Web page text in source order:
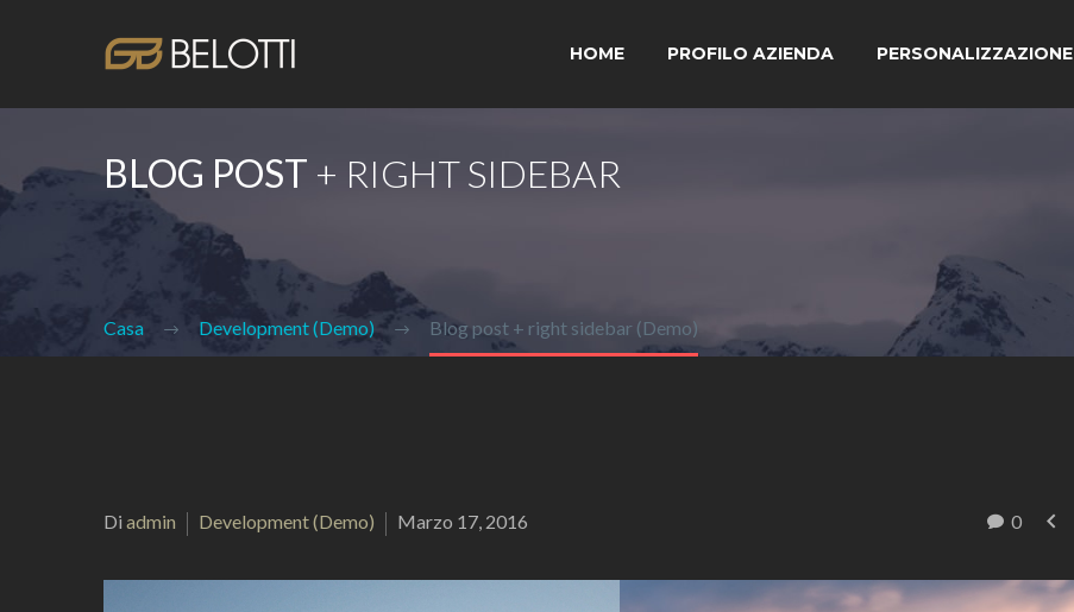
HOME PROFILO AZIENDA PERSONALIZZAZIONE
BLOG POST + RIGHT SIDEBAR
Casa Development (Demo) Blog post + right sidebar (Demo)
0 
Di admin Development (Demo) Marzo 17, 2016